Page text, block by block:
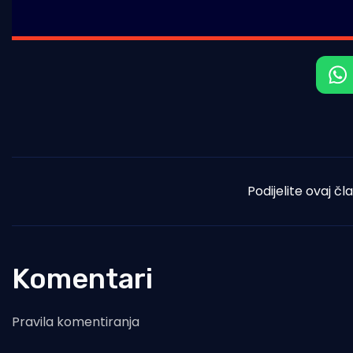
Podijelite ovaj
Komentari
Pravila komentiranja